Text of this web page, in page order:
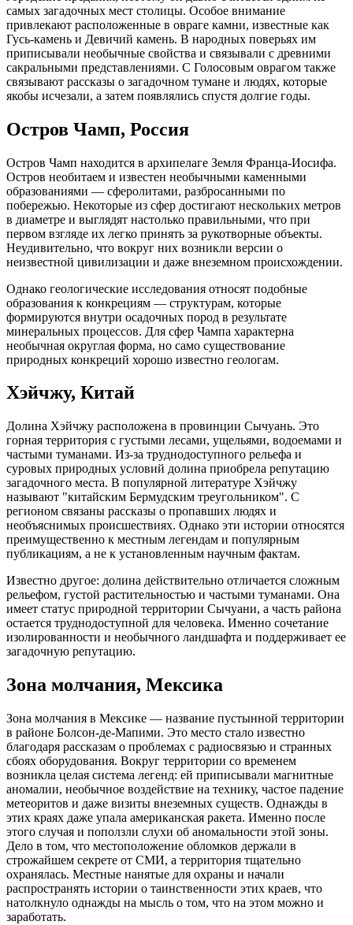
самых загадочных мест столицы. Особое внимание
привлекают расположенные в овраге камни, известные как
Гусь-камень и Девичий камень. В народных поверьях им
приписывали необычные свойства и связывали с древними
сакральными представлениями. С Голосовым оврагом также
связывают рассказы о загадочном тумане и людях, которые
якобы исчезали, а затем появлялись спустя долгие годы.
Остров Чамп, Россия
Остров Чамп находится в архипелаге Земля Франца-Иосифа.
Остров необитаем и известен необычными каменными
образованиями — сферолитами, разбросанными по
побережью. Некоторые из сфер достигают нескольких метров
в диаметре и выглядят настолько правильными, что при
первом взгляде их легко принять за рукотворные объекты.
Неудивительно, что вокруг них возникли версии о
неизвестной цивилизации и даже внеземном происхождении.
Однако геологические исследования относят подобные
образования к конкрециям — структурам, которые
формируются внутри осадочных пород в результате
минеральных процессов. Для сфер Чампа характерна
необычная округлая форма, но само существование
природных конкреций хорошо известно геологам.
Хэйчжу, Китай
Долина Хэйчжу расположена в провинции Сычуань. Это
горная территория с густыми лесами, ущельями, водоемами и
частыми туманами. Из-за труднодоступного рельефа и
суровых природных условий долина приобрела репутацию
загадочного места. В популярной литературе Хэйчжу
называют "китайским Бермудским треугольником". С
регионом связаны рассказы о пропавших людях и
необъяснимых происшествиях. Однако эти истории относятся
преимущественно к местным легендам и популярным
публикациям, а не к установленным научным фактам.
Известно другое: долина действительно отличается сложным
рельефом, густой растительностью и частыми туманами. Она
имеет статус природной территории Сычуани, а часть района
остается труднодоступной для человека. Именно сочетание
изолированности и необычного ландшафта и поддерживает ее
загадочную репутацию.
Зона молчания, Мексика
Зона молчания в Мексике — название пустынной территории
в районе Болсон-де-Мапими. Это место стало известно
благодаря рассказам о проблемах с радиосвязью и странных
сбоях оборудования. Вокруг территории со временем
возникла целая система легенд: ей приписывали магнитные
аномалии, необычное воздействие на технику, частое падение
метеоритов и даже визиты внеземных существ. Однажды в
этих краях даже упала американская ракета. Именно после
этого случая и поползли слухи об аномальности этой зоны.
Дело в том, что местоположение обломков держали в
строжайшем секрете от СМИ, а территория тщательно
охранялась. Местные нанятые для охраны и начали
распространять истории о таинственности этих краев, что
натолкнуло однажды на мысль о том, что на этом можно и
заработать.